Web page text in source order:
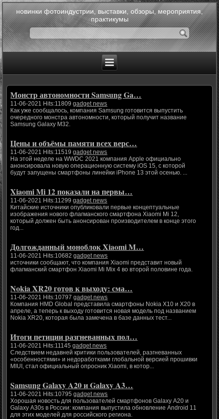
новинки фотоиндустрии, выставки, обзоры, мероприятия,
практикумы
Монстр автономности Samsung Ga…
11-06-2021 Hits:11809gadget news
Как уже сообщалось, компания Samsung готовится выпустить
очередного монстра автономности, который получит название
Samsung Galaxy M32.
Цены и объёмы памяти всех верс…
11-06-2021 Hits:11519gadget news
На этой неделе на WWDC 2021 компания Apple официально
анонсировала новую операционную систему iOS 15, с которой
будут запущены смартфоны линейки iPhone 13 этой осенью. ...
Xiaomi Mi 12 показали на первы…
11-06-2021 Hits:11299gadget news
Китайские источники опубликовали первые концептуальные
изображения нового флагманского смартфона Xiaomi Mi 12,
который должен быть анонсирован производителем в конце этого
год...
Долгожданный моноблок Xiaomi M…
11-06-2021 Hits:10682gadget news
источники сообщают, что компания Xiaomi представит новый
флагманский смартфон Xiaomi Mi Mix 4 во второй половине года.
Nokia XR20 готов к выходу: сма…
11-06-2021 Hits:10797gadget news
Компания HMD Global представила смартфоны Nokia X10 и X20 в
апреле, а теперь к выходу готовится новая модель под названием
Nokia XR20, которая была замечена в базе данных тест...
Итоги петиции разгневанных пол…
11-06-2021 Hits:11145gadget news
Следствием недавней критики пользователей, разгневанных
«особенностями» и недоработками глобальной версией прошивки
MIUI, стал официальный опросник Xiaomi, в котор...
Samsung Galaxy A20 и Galaxy A3…
11-06-2021 Hits:10795gadget news
Хорошая новость для пользователей смартфонов Galaxy A20 и
Galaxy A30s в России: компания выпустила обновление Android 11
для этих моделей для российского региона.